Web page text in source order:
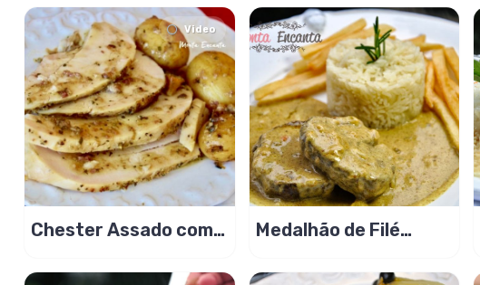
Video
Chester Assado com
Medalhão de Filé
Mostarda